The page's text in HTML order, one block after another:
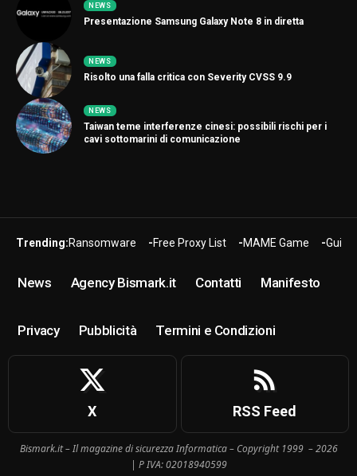
NEWS
Presentazione Samsung Galaxy Note 8 in diretta
NEWS
Risolto una falla critica con Severity CVSS 9.9
NEWS
Taiwan teme interferenze cinesi: possibili rischi per i
cavi sottomarini di comunicazione
Trending:Ransomware Free Proxy List MAME Game Guide
News Agency Bismark.it Contatti Manifesto
Privacy Pubblicità Termini e Condizioni
X RSS Feed
Bismark.it – Il magazine di sicurezza Informatica – Copyright 1999 – 2026
| P IVA: 02018940599